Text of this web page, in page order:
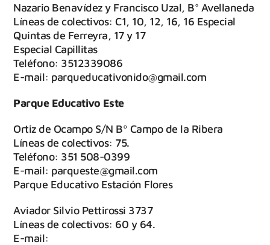
Nazario Benavídez y Francisco Uzal, B° Avellaneda
Líneas de colectivos: C1, 10, 12, 16, 16 Especial
Quintas de Ferreyra, 17 y 17
Especial Capillitas
Teléfono: 3512339086
E-mail: parqueducativonido@gmail.com
Parque Educativo Este
Ortiz de Ocampo S/N Bº Campo de la Ribera
Líneas de colectivos: 75.
Teléfono: 351 508-0399
E-mail: parqueste@gmail.com
Parque Educativo Estación Flores
Aviador Silvio Pettirossi 3737
Líneas de colectivos: 60 y 64.
E-mail: